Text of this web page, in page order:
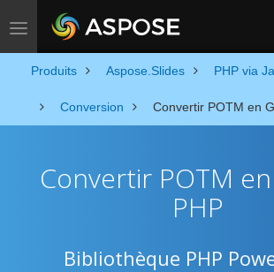
Toggle navigation
Produits Aspose.Slides PHP via
Conversion Convertir POTM en
Convertir POTM
PHP
Bibliothèque PHP